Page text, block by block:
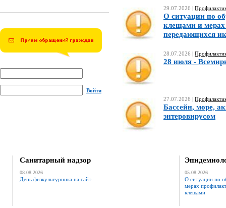
Войти
29.07.2026 |
О ситуации по
клещами и
передающихся
28.07.2026 |
28 июля -
27.07.2026 |
Бассейн, море,
энтеровирусом
Санитарный надзор
08.08.2026
День физкультурника на сайт
05.08.2026
О ситуации по
мерах
клещами